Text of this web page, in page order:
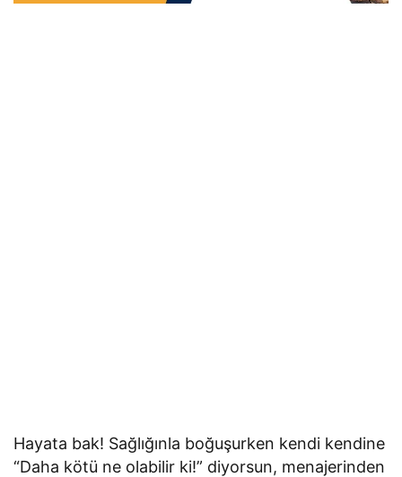
Hayata bak! Sağlığınla boğuşurken kendi kendine
“Daha kötü ne olabilir ki!” diyorsun, menajerinden